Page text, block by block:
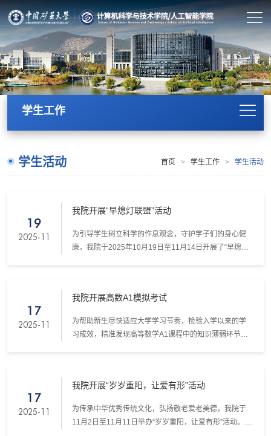
学生工作
学生活动 首页 > 学生工作 > 学生活动
19
2025-11
我院开展“早熄灯联盟”活动
为引导学生树立科学的作息观念，守护学子们的身心健
康，我院于2025年10月19日至11月14日开展了“早熄灯
17
2025-11
我院开展高数A1模拟考试
为帮助新生尽快适应大学学习节奏，检验入学以来的学
习成效，精准发现高等数学A1课程中的知识薄弱环节，
17
2025-11
我院开展“岁岁重阳，让爱有形”活动
为传承中华优秀传统文化，弘扬敬老爱老美德，我院于
11月2日至11月11日举办“岁岁重阳，让爱有形”活动。活